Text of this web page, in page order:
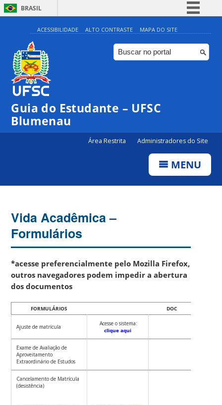
BRASIL
Simplifique!
Comunica BR
Participe
Canais
ACESSIBILIDADE ALTO CONTRASTE MAPA DO SITE
Guia do Estudante – UFSC
Blumenau
Área Restrita Administradores do Site
MENU
Vida Acadêmica –
Formulários
*acesse preferencialmente pelo Mozilla Firefox,
outros navegadores podem impedir a abertura
dos documentos
FORMULÁRIOS DOC
Ajuste de matrícula
Acesse o sistema:
clique aqui
Exame de Avaliação de
Aproveitamento
Extraordinário de Estudos
Cancelamento de Matrícula
(desistência)